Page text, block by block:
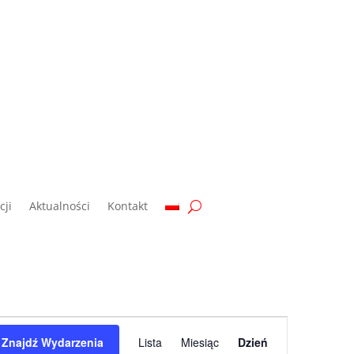
Aktualności Kontakt
Znajdź Wydarzenia
Wydarzenie
Widoki
Lista Miesiąc Dzień